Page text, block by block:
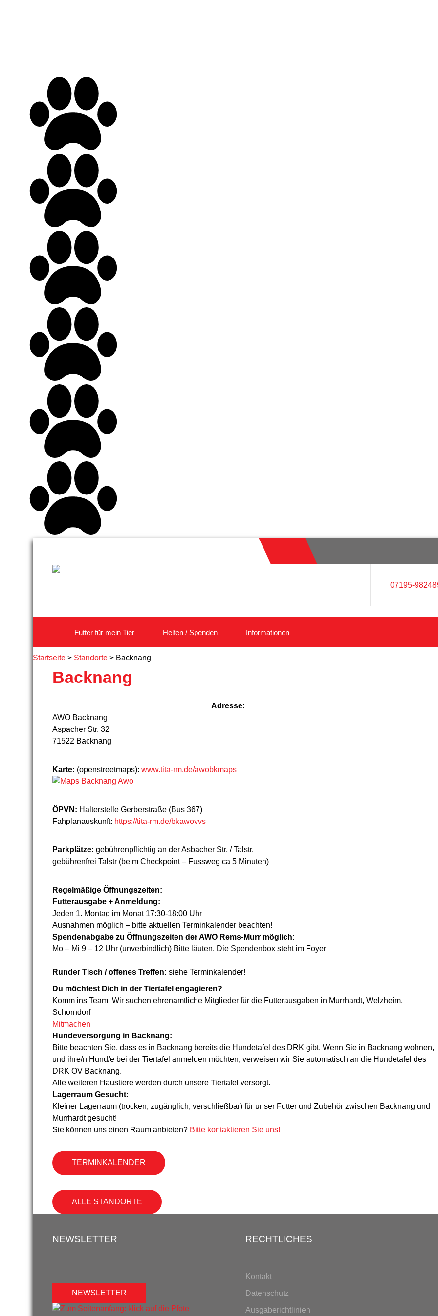
07195-
Futter für mein Tier Helfen / Spenden Informationen
Startseite > Standorte > Backnang
Backnang
Adresse:
AWO Backnang
Aspacher Str. 32
71522 Backnang
Karte: (openstreetmaps): www.tita-rm.de/awobkmaps
ÖPVN: Halterstelle Gerberstraße (Bus 367)
Fahplanauskunft: https://tita-rm.de/bkawovvs
Parkplätze: gebührenpflichtig an der Asbacher Str. / Talstr.
gebührenfrei Talstr (beim Checkpoint – Fussweg ca 5 Minuten)
Regelmäßige Öffnungszeiten:
Futterausgabe + Anmeldung:
Jeden 1. Montag im Monat 17:30-18:00 Uhr
Ausnahmen möglich – bitte aktuellen Terminkalender beachten!
Spendenabgabe zu Öffnungszeiten der AWO Rems-Murr möglich:
Mo – Mi 9 – 12 Uhr (unverbindlich) Bitte läuten. Die Spendenbox steht im Foyer
Runder Tisch / offenes Treffen: siehe Terminkalender!
Du möchtest Dich in der Tiertafel engagieren?
Komm ins Team! Wir suchen ehrenamtliche Mitglieder für die Futterausgaben in Murrhardt, Welzheim,
Schorndorf
Mitmachen
Hundeversorgung in Backnang:
Bitte beachten Sie, dass es in Backnang bereits die Hundetafel des DRK gibt. Wenn Sie in Backnang wohnen,
und ihre/n Hund/e bei der Tiertafel anmelden möchten, verweisen wir Sie automatisch an die Hundetafel des
DRK OV Backnang.
Alle weiteren Haustiere werden durch unsere Tiertafel versorgt.
Lagerraum Gesucht:
Kleiner Lagerraum (trocken, zugänglich, verschließbar) für unser Futter und Zubehör zwischen Backnang und
Murrhardt gesucht!
Sie können uns einen Raum anbieten? Bitte kontaktieren Sie uns!
TERMINKALENDER
ALLE STANDORTE
NEWSLETTER
NEWSLETTER
RECHTLICHES
Kontakt
Datenschutz
Ausgaberichtlinien